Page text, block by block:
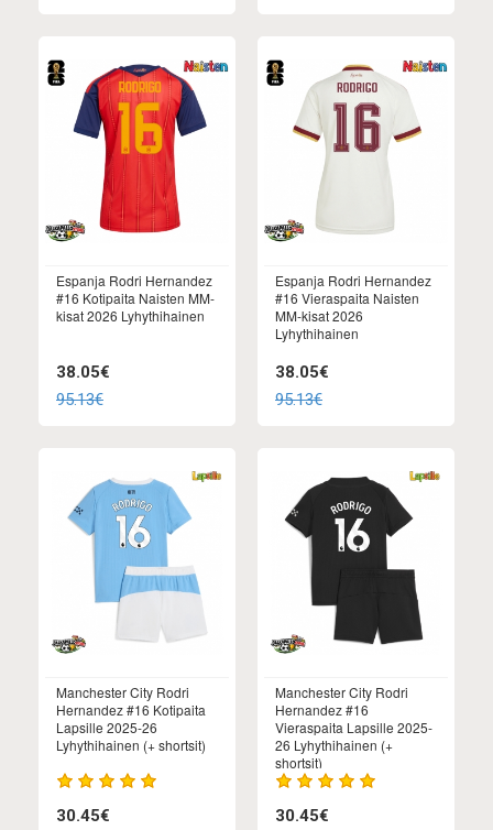
Espanja Rodri Hernandez
#16 Kotipaita Naisten MM-
kisat 2026 Lyhythihainen
38.05€
95.13€
Espanja Rodri Hernandez
#16 Vieraspaita Naisten
MM-kisat 2026
Lyhythihainen
38.05€
95.13€
Manchester City Rodri
Hernandez #16 Kotipaita
Lapsille 2025-26
Lyhythihainen (+ shortsit)
30.45€
Manchester City Rodri
Hernandez #16
Vieraspaita Lapsille 2025-
26 Lyhythihainen (+
shortsit)
30.45€